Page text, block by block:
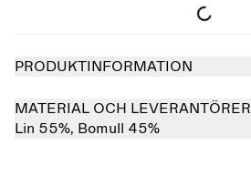
PRODUKTINFORMATION
MATERIAL OCH LEVERANTÖRER
Lin 55%, Bomull 45%